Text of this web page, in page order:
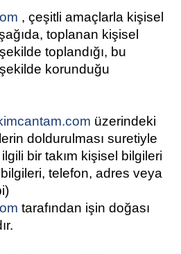
, çeşitli amaçlarla kişisel
toplanan kişisel
toplandığı, bu
korunduğu
üzerindeki
doldurulması suretiyle
bir takım kişisel bilgileri
telefon, adres veya
tarafından işin doğası